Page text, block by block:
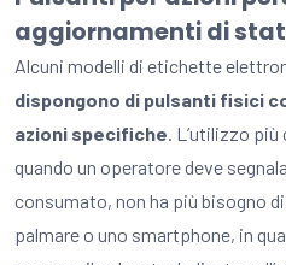
aggiornamenti di
Alcuni modelli di etichette
dispongono di pulsanti fisici
azioni specifiche . L’utilizzo
quando un operatore deve
consumato, non ha più bisogno
palmare o uno smartphone, in